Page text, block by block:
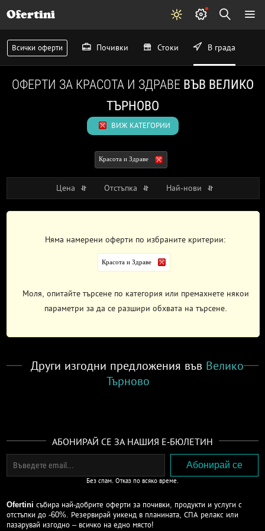
Ofertini
Всички оферти Почивки Стоки В града
ОФЕРТИ ЗА КРАСОТА И ЗДРАВЕ ВЪВ ВЕЛИКО
ТЪРНОВО
ВИЖ КАТЕГОРИИ
Красота и Здраве
Цена Отстъпка Най-нови
Няма намерени оферти по избраните критерии:
Красота и Здраве
Моля, опитайте търсене по категория или премахнете някои
параметри за да се разшири обхвата на търсене.
Други изгодни предложения във Велико
Търново
АБОНИРАЙ СЕ ЗА НАШИЯ Е-БЮЛЕТИН
Без спам. Отказ по всяко време.
Ofertini събира най-добрите оферти за почивки, продукти и услуги с
отстъпки до -60%. Резервирай уикенд в планината, СПА релакс или
пазарувай изгодно – всичко на едно място!